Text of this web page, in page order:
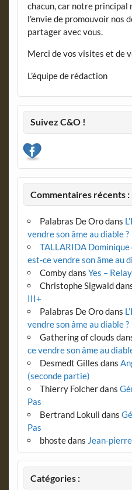
chacun, car notre
l’envie de promouvoir nos
partager avec vous.
Merci de vos visites et de
L’équipe de rédaction
Suivez C&O !
Commentaires récents :
Palabras De Orodans
vendre son âme au diable ?
TALLARIDA Dominique
est-ce vendre son âme au
Combydans Yes –
Christophe Sigwald
III+
Palabras De Orodans
vendre son âme au diable ?
Gathering of clouds
ce vendre son âme au
Desmedt Gilles dans
(seconde partie)
Thierry Folcherdans
Pas
Bertrand Lokuli dans
Pas
bhostedans Jean-
Catégories :